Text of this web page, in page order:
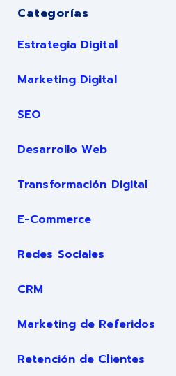
Categorías
Estrategia Digital
Marketing Digital
SEO
Desarrollo Web
Transformación Digital
E-Commerce
Redes Sociales
CRM
Marketing de Referidos
Retención de Clientes